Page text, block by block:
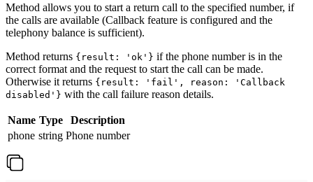
Method allows you to start a return call to the specified number, if
the calls are available (Callback feature is configured and the
telephony balance is sufficient).
Method returns {result: 'ok'} if the phone number is in the
correct format and the request to start the call can be made.
Otherwise it returns {result: 'fail', reason: 'Callback
disabled'} with the call failure reason details.
Name Type
Description
phone string Phone number